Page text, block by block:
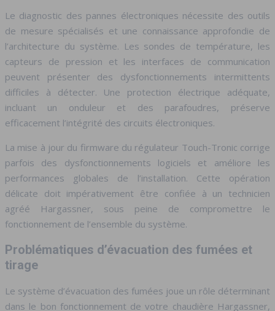
Le diagnostic des pannes électroniques nécessite des outils
de mesure spécialisés et une connaissance approfondie de
l’architecture du système. Les sondes de température, les
capteurs de pression et les interfaces de communication
peuvent présenter des dysfonctionnements intermittents
difficiles à détecter. Une protection électrique adéquate,
incluant un onduleur et des parafoudres, préserve
efficacement l’intégrité des circuits électroniques.
La mise à jour du firmware du régulateur Touch-Tronic corrige
parfois des dysfonctionnements logiciels et améliore les
performances globales de l’installation. Cette opération
délicate doit impérativement être confiée à un technicien
agréé Hargassner, sous peine de compromettre le
fonctionnement de l’ensemble du système.
Problématiques d’évacuation des fumées et
tirage
Le système d’évacuation des fumées joue un rôle déterminant
dans le bon fonctionnement de votre chaudière Hargassner,